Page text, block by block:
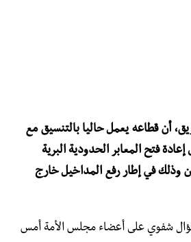
أن قطاعه يعمل حاليا بالتنسيق مع
فتح المعابر الحدودية البرية
وذلك في إطار رفع المداخيل خارج
شفوي على أعضاء مجلس الأمة أمس